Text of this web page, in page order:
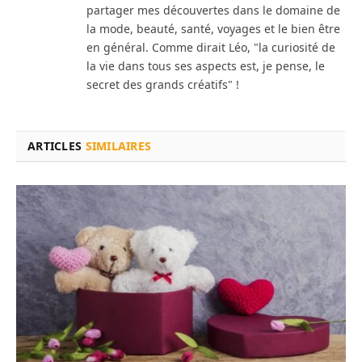
partager mes découvertes dans le domaine de
la mode, beauté, santé, voyages et le bien être
en général. Comme dirait Léo, "la curiosité de
la vie dans tous ses aspects est, je pense, le
secret des grands créatifs" !
ARTICLES SIMILAIRES